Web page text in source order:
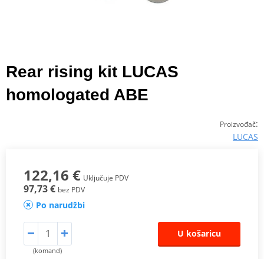
Rear rising kit LUCAS
homologated ABE
Proizvođač:
LUCAS
122,16 € Uključuje PDV
97,73 € bez PDV
Po narudžbi
(komand)
U košaricu